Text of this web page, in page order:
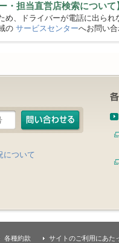
・担当直営店検索について
、ドライバーが電話に出られ
の サービスセンターへお問い合
について
各種約款 サイトのご利用にあた